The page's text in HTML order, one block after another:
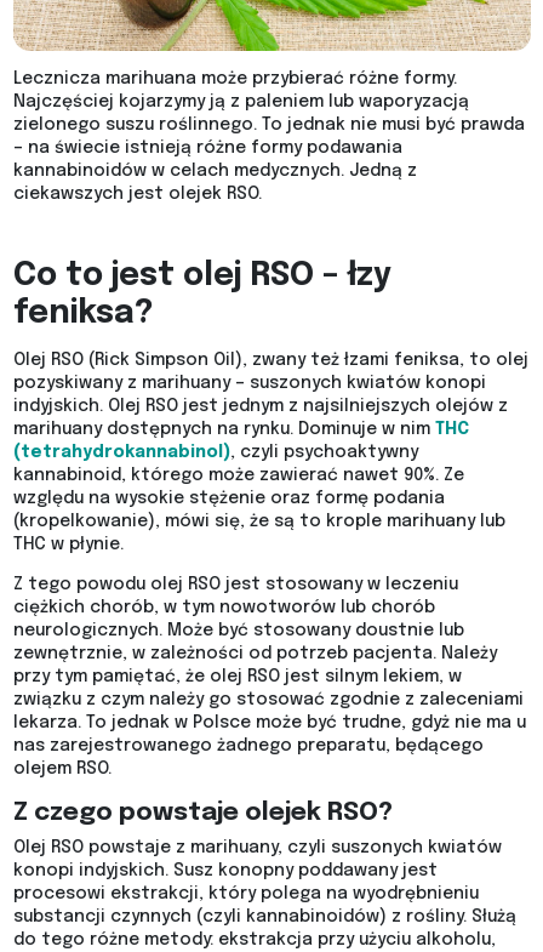
Lecznicza marihuana może przybierać różne formy.
Najczęściej kojarzymy ją z paleniem lub waporyzacją
zielonego suszu roślinnego. To jednak nie musi być prawda
– na świecie istnieją różne formy podawania
kannabinoidów w celach medycznych. Jedną z
ciekawszych jest olejek RSO.
Co to jest olej RSO – łzy
feniksa?
Olej RSO (Rick Simpson Oil), zwany też łzami feniksa, to olej
pozyskiwany z marihuany – suszonych kwiatów konopi
indyjskich. Olej RSO jest jednym z najsilniejszych olejów z
marihuany dostępnych na rynku. Dominuje w nim
THC
(tetrahydrokannabinol), czyli psychoaktywny
kannabinoid, którego może zawierać nawet 90%. Ze
względu na wysokie stężenie oraz formę podania
(kropelkowanie), mówi się, że są to krople marihuany lub
THC w płynie.
Z tego powodu olej RSO jest stosowany w leczeniu
ciężkich chorób, w tym nowotworów lub chorób
neurologicznych. Może być stosowany doustnie lub
zewnętrznie, w zależności od potrzeb pacjenta. Należy
przy tym pamiętać, że olej RSO jest silnym lekiem, w
związku z czym należy go stosować zgodnie z zaleceniami
lekarza. To jednak w Polsce może być trudne, gdyż nie ma u
nas zarejestrowanego żadnego preparatu, będącego
olejem RSO.
Z czego powstaje olejek RSO?
Olej RSO powstaje z marihuany, czyli suszonych kwiatów
konopi indyjskich. Susz konopny poddawany jest
procesowi ekstrakcji, który polega na wyodrębnieniu
substancji czynnych (czyli kannabinoidów) z rośliny. Służą
do tego różne metody: ekstrakcja przy użyciu alkoholu,